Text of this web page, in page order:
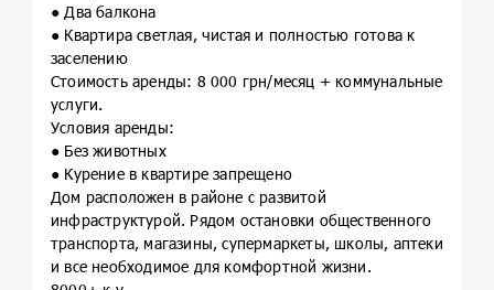
● Два балкона
● Квартира светлая, чистая и полностью готова к
заселению
Стоимость аренды: 8 000 грн/месяц + коммунальные
услуги.
Условия аренды:
● Без животных
● Курение в квартире запрещено
Дом расположен в районе с развитой
инфраструктурой. Рядом остановки общественного
транспорта, магазины, супермаркеты, школы, аптеки
и все необходимое для комфортной жизни.